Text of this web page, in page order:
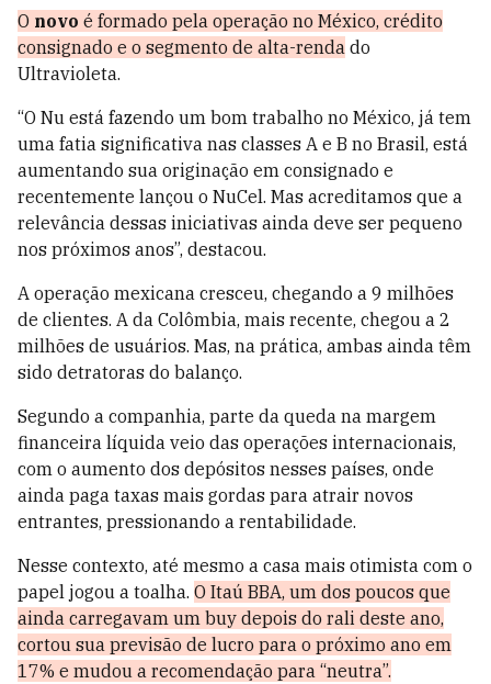
O novo é formado pela operação no México, crédito
consignado e o segmento de alta-renda do
Ultravioleta.
“O Nu está fazendo um bom trabalho no México, já tem
uma fatia significativa nas classes A e B no Brasil, está
aumentando sua originação em consignado e
recentemente lançou o NuCel. Mas acreditamos que a
relevância dessas iniciativas ainda deve ser pequeno
nos próximos anos”, destacou.
A operação mexicana cresceu, chegando a 9 milhões
de clientes. A da Colômbia, mais recente, chegou a 2
milhões de usuários. Mas, na prática, ambas ainda têm
sido detratoras do balanço.
Segundo a companhia, parte da queda na margem
financeira líquida veio das operações internacionais,
com o aumento dos depósitos nesses países, onde
ainda paga taxas mais gordas para atrair novos
entrantes, pressionando a rentabilidade.
Nesse contexto, até mesmo a casa mais otimista com o
papel jogou a toalha. O Itaú BBA, um dos poucos que
ainda carregavam um buy depois do rali deste ano,
cortou sua previsão de lucro para o próximo ano em
17% e mudou a recomendação para “neutra”.